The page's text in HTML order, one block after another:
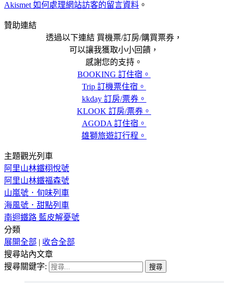
Akismet 如何處理網站訪客的留言資料 。
贊助連結
透過以下連結 買機票/訂房/購買票券，
可以讓我獲取小小回饋，
感謝您的支持。
BOOKING 訂住宿。
Trip 訂機票住宿。
kkday 訂房/票券。
KLOOK 訂房/票券。
AGODA 訂住宿。
雄獅旅遊訂行程。
主題觀光列車
阿里山林鐵栩悅號
阿里山林鐵福森號
山嵐號．旬味列車
海風號．甜點列車
南迴鐵路 藍皮解憂號
分類
展開全部 | 收合全部
搜尋站內文章
搜尋關鍵字: